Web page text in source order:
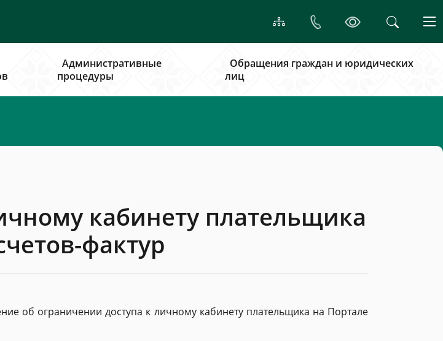
Административные
процедуры
Обращения граждан и юридических
лиц
кабинету плательщика
фактур
об ограничении доступа к личному кабинету плательщика на Портале